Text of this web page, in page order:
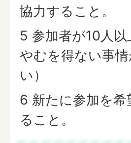
協力すること。
5 参加者が10人
やむを得ない事
い）
6 新たに参加を
ること。